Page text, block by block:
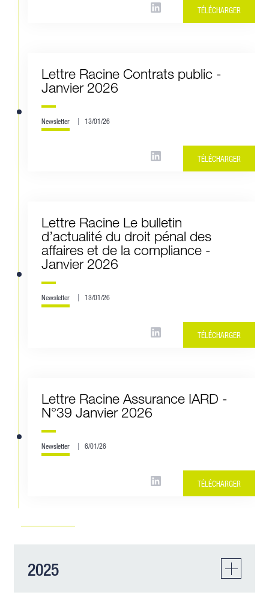
TÉLÉCHARGER
Lettre Racine Contrats public -
Janvier 2026
Newsletter 13/01/26
TÉLÉCHARGER
Lettre Racine Le bulletin
d’actualité du droit pénal des
affaires et de la compliance -
Janvier 2026
Newsletter 13/01/26
TÉLÉCHARGER
Lettre Racine Assurance IARD -
N°39 Janvier 2026
Newsletter 6/01/26
TÉLÉCHARGER
2025